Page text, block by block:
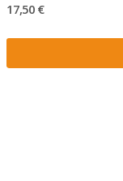
17,50 €